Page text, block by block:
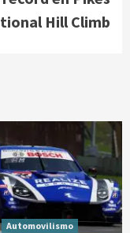
Hill Climb
Automovilismo